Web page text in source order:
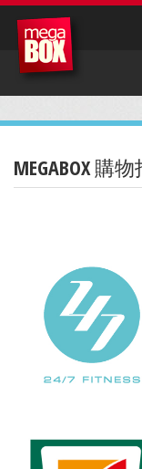
MEGABOX 購